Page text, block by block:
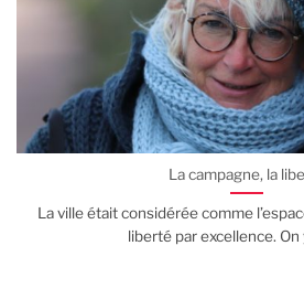
La campagne, la
La ville était considérée comme
liberté par excellence. On